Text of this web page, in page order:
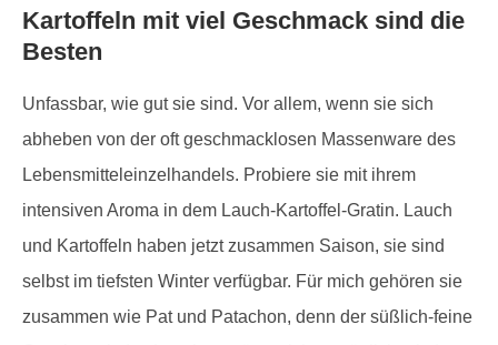
Kartoffeln mit viel Geschmack sind die
Besten
Unfassbar, wie gut sie sind. Vor allem, wenn sie sich
abheben von der oft geschmacklosen Massenware des
Lebensmitteleinzelhandels. Probiere sie mit ihrem
intensiven Aroma in dem Lauch-Kartoffel-Gratin. Lauch
und Kartoffeln haben jetzt zusammen Saison, sie sind
selbst im tiefsten Winter verfügbar. Für mich gehören sie
zusammen wie Pat und Patachon, denn der süßlich-feine